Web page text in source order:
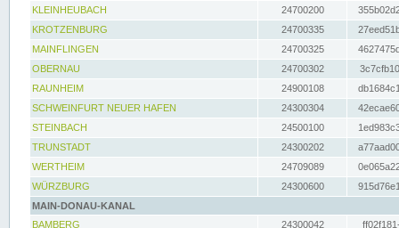
KLEINHEUBACH 24700200
KROTZENBURG
24700335
MAINFLINGEN
24700325
OBERNAU
24700302
RAUNHEIM
24900108
SCHWEINFURT NEUER HAFEN
24300304
STEINBACH
24500100
TRUNSTADT
24300202
WERTHEIM
24709089
WÜRZBURG
24300600
MAIN-DONAU-KANAL
BAMBERG
24300042